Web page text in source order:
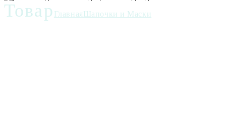
Товар ГлавнаяШапочки и Маски